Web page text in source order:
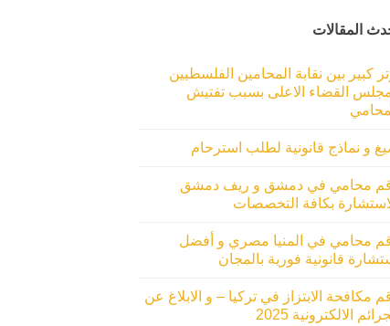
المقالات
كبير بين نقابة المحامين الفلسطيين
القضاء الاعلى بسبب تفتيش
و نماذج قانونية لطلب استرحام
محامي في دمشق و ريف دمشق
بكافة التخصصات
محامي في المنيا مصري و أفضل
قانونية فورية بالمجان
مكافحة الابتزاز في تركيا – و الابلاغ عن
الالكترونية 2025